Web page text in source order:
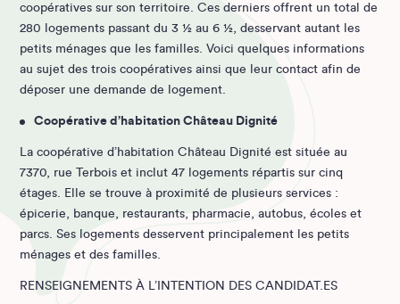
coopératives sur son territoire. Ces derniers offrent un total de
280 logements passant du 3 ½ au 6 ½, desservant autant les
petits ménages que les familles. Voici quelques informations
au sujet des trois coopératives ainsi que leur contact afin de
déposer une demande de logement.
Coopérative d’habitation Château Dignité
La coopérative d’habitation Château Dignité est située au
7370, rue Terbois et inclut 47 logements répartis sur cinq
étages. Elle se trouve à proximité de plusieurs services :
épicerie, banque, restaurants, pharmacie, autobus, écoles et
parcs. Ses logements desservent principalement les petits
ménages et des familles.
RENSEIGNEMENTS À L’INTENTION DES CANDIDAT.ES